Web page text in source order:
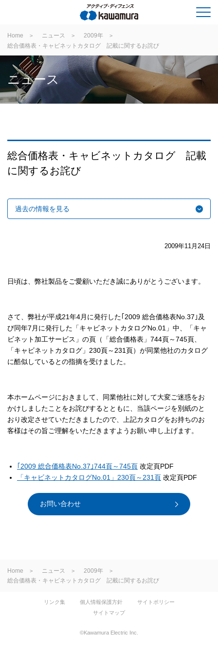
Home ニュース
2009年
総合価格表・キャビネットカタログ 記載に関するお詫び
ニュース
総合価格表・キャビネットカタログ 記載
に関するお詫び
過去の情報を見る
2009年11月24日
日頃は、弊社製品をご愛顧いただき誠にありがとうございます。
さて、弊社が平成21年4月に発行した｢2009 総合価格表No.37｣及
び同年7月に発行した「キャビネットカタログNo.01」中、「キャ
ビネット加工サービス」の頁（「総合価格表」744頁～745頁、
「キャビネットカタログ」230頁～231頁）が同業他社のカタログ
に酷似しているとの指摘を受けました。
本ホームページにおきまして、同業他社に対して大変ご迷惑をお
かけしましたことをお詫びするとともに、当該ページを別紙のと
おり改定させていただきましたので、上記カタログをお持ちのお
客様はその旨ご理解をいただきますようお願い申し上げます。
｢2009 総合価格表No.37｣744頁～745頁 改定頁PDF
「キャビネットカタログNo.01」230頁～231頁 改定頁PDF
お問い合わせ
Home ニュース
2009年
総合価格表・キャビネットカタログ 記載に関するお詫び
リンク集 個人情報保護方針
サイトポリシー
サイトマップ
©Kawamura Electric Inc.